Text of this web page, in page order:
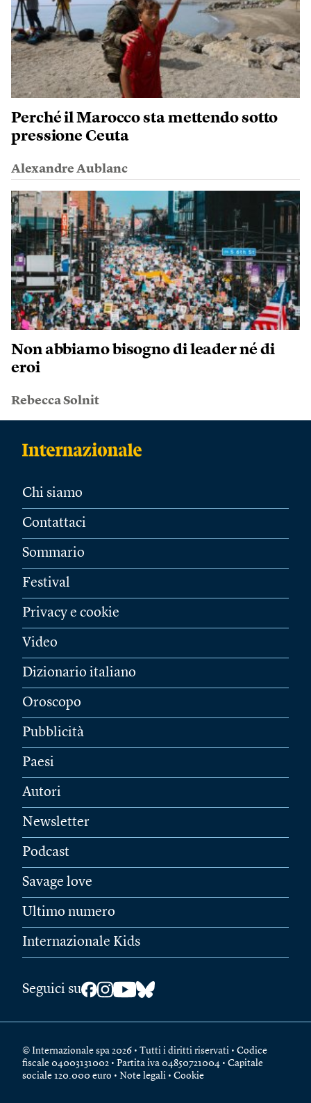
Perché il Marocco sta mettendo sotto
pressione Ceuta
Alexandre Aublanc
Non abbiamo bisogno di leader né di
eroi
Rebecca Solnit
Chi siamo
Contattaci
Sommario
Festival
Privacy e cookie
Video
Dizionario italiano
Oroscopo
Pubblicità
Paesi
Autori
Newsletter
Podcast
Savage love
Ultimo numero
Internazionale Kids
Seguici su
© Internazionale spa 2026 • Tutti i diritti riservati • Codice
fiscale 04003131002 • Partita iva 04850721004 • Capitale
sociale 120.000 euro • Note legali • Cookie